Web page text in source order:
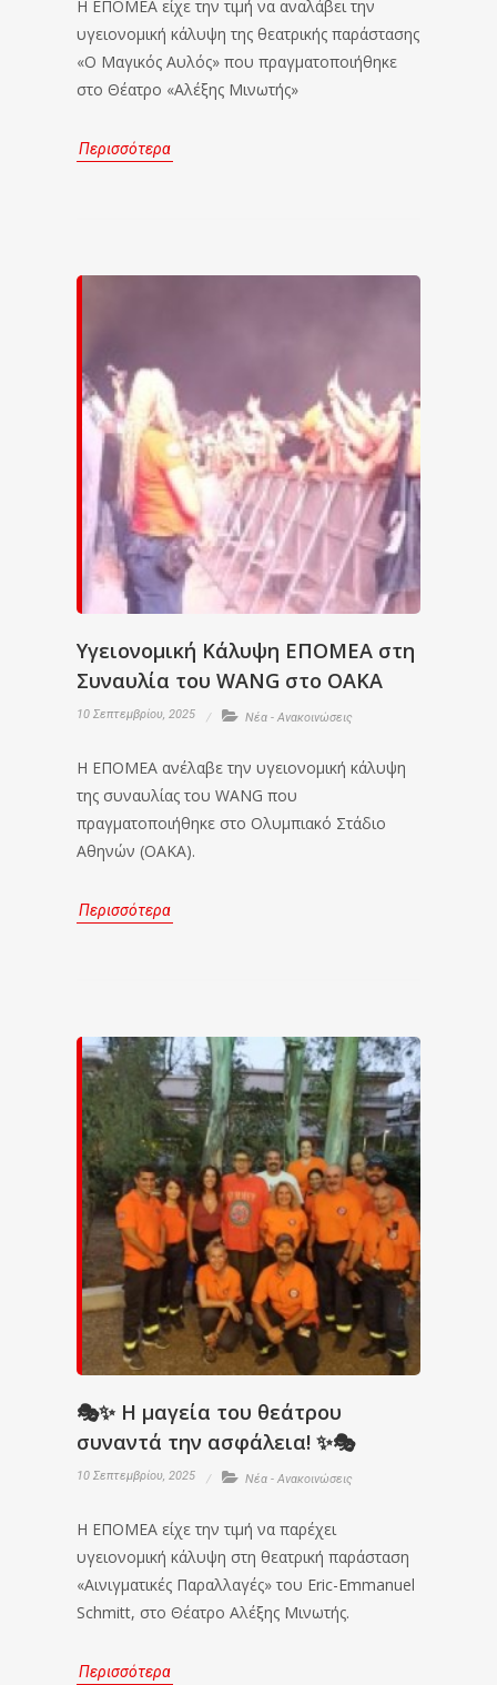
Η ΕΠΟΜΕΑ είχε την τιμή να αναλάβει την
υγειονομική κάλυψη της θεατρικής παράστασης
«Ο Μαγικός Αυλός» που πραγματοποιήθηκε
στο Θέατρο «Αλέξης Μινωτής»
Περισσότερα
Υγειονομική Κάλυψη ΕΠΟΜΕΑ στη
Συναυλία του WANG στο ΟΑΚΑ
10 Σεπτεμβρίου, 2025 Νέα - Ανακοινώσεις
Η ΕΠΟΜΕΑ ανέλαβε την υγειονομική κάλυψη
της συναυλίας του WANG που
πραγματοποιήθηκε στο Ολυμπιακό Στάδιο
Αθηνών (ΟΑΚΑ).
Περισσότερα
🎭✨ Η μαγεία του θεάτρου
συναντά την ασφάλεια! ✨🎭
10 Σεπτεμβρίου, 2025 Νέα - Ανακοινώσεις
Η ΕΠΟΜΕΑ είχε την τιμή να παρέχει
υγειονομική κάλυψη στη θεατρική παράσταση
«Αινιγματικές Παραλλαγές» του Eric-Emmanuel
Schmitt, στο Θέατρο Αλέξης Μινωτής.
Περισσότερα